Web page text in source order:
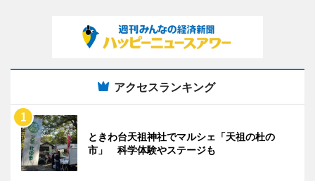
アクセスランキング
ときわ台天祖神社でマルシェ「天祖の杜の
市」 科学体験やステージも